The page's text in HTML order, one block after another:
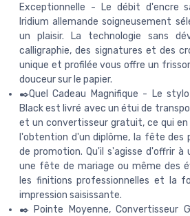
Exceptionnelle - Le débit d'encre
Iridium allemande soigneusement
un plaisir. La technologie sans
calligraphie, des signatures et des
unique et profilée vous offre un
douceur sur le papier.
✒️Quel Cadeau Magnifique - Le
Black est livré avec un étui de
et un convertisseur gratuit, ce qui
l'obtention d'un diplôme, la fête des
de promotion. Qu'il s'agisse d'offrir à
une fête de mariage ou même des
les finitions professionnelles et la
impression saisissante.
✒️ Pointe Moyenne, Convertisseur